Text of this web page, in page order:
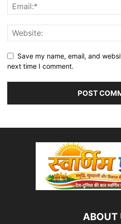
Save my name, email, and
next time I comment.
ABOUT